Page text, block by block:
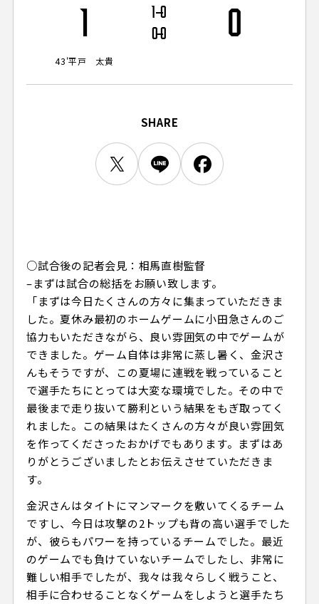
試合運営管理規程
ＦＣ町田ゼルビアをサポート
トレーニングの見学・ファンサービス
ボランティア
三輪緑山ベースご利用案内
ＦＣ町田ゼルビアスポーツクラブ
ＦＣ町田ゼルビアアカデミー
パートナートップ
肖像権・ロゴについて
1
43'平戸 太貴
1 0
00 0
SHARE
○試合後の記者会見：相馬直樹監督
–まずは試合の総括をお願い致します。
「まずは今日たくさんの方々に集まっていただきま
した。夏休み最初のホームゲームに小田急さんのご
協力もいただきながら、良い雰囲気の中でゲームが
できました。ゲーム自体は非常に蒸し暑く、金沢さ
んもそうですが、この夏場に連戦を戦っていること
で選手たちにとっては大変な環境でした。その中で
最後まで走り抜いて勝利という結果をもぎ取ってく
れました。この結果はたくさんの方々が良い雰囲気
を作ってくださったおかげでもあります。まずはあ
りがとうございましたとお伝えさせていただきま
す。
金沢さんはタイトにマンマークを敷いてくるチーム
ですし、今日は攻撃の2トップも背の高い選手でした
が、彼らもパワーを持っているチームでした。最近
のゲームでも負けていないチームでしたし、非常に
難しい相手でしたが、我々は我々らしく戦うこと、
相手に合わせることなくゲームをしようと選手たち